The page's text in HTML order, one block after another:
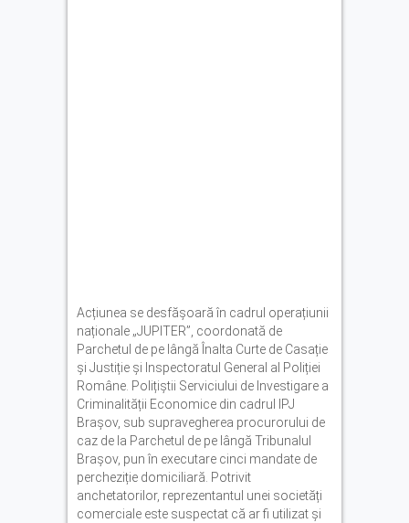
Acțiunea se desfășoară în cadrul operațiunii
naționale „JUPITER”, coordonată de
Parchetul de pe lângă Înalta Curte de Casație
și Justiție și Inspectoratul General al Poliției
Române. Polițiștii Serviciului de Investigare a
Criminalității Economice din cadrul IPJ
Brașov, sub supravegherea procurorului de
caz de la Parchetul de pe lângă Tribunalul
Brașov, pun în executare cinci mandate de
percheziție domiciliară. Potrivit
anchetatorilor, reprezentantul unei societăți
comerciale este suspectat că ar fi utilizat și